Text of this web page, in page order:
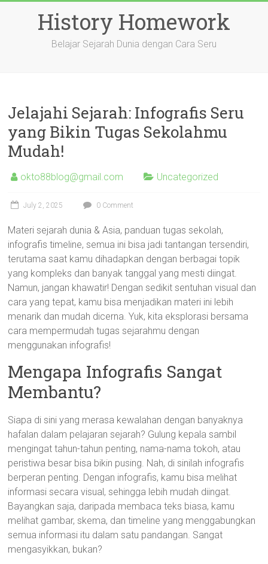
History Homework
Belajar Sejarah Dunia dengan Cara Seru
Jelajahi Sejarah: Infografis Seru
yang Bikin Tugas Sekolahmu
Mudah!
okto88blog@gmail.com Uncategorized
July 2, 2025 0 Comment
Materi sejarah dunia & Asia, panduan tugas sekolah,
infografis timeline, semua ini bisa jadi tantangan tersendiri,
terutama saat kamu dihadapkan dengan berbagai topik
yang kompleks dan banyak tanggal yang mesti diingat.
Namun, jangan khawatir! Dengan sedikit sentuhan visual dan
cara yang tepat, kamu bisa menjadikan materi ini lebih
menarik dan mudah dicerna. Yuk, kita eksplorasi bersama
cara mempermudah tugas sejarahmu dengan
menggunakan infografis!
Mengapa Infografis Sangat
Membantu?
Siapa di sini yang merasa kewalahan dengan banyaknya
hafalan dalam pelajaran sejarah? Gulung kepala sambil
mengingat tahun-tahun penting, nama-nama tokoh, atau
peristiwa besar bisa bikin pusing. Nah, di sinilah infografis
berperan penting. Dengan infografis, kamu bisa melihat
informasi secara visual, sehingga lebih mudah diingat.
Bayangkan saja, daripada membaca teks biasa, kamu
melihat gambar, skema, dan timeline yang menggabungkan
semua informasi itu dalam satu pandangan. Sangat
mengasyikkan, bukan?